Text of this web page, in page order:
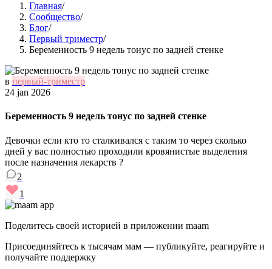
Главная/
Сообщество/
Блог/
Первый триместр/
Беременность 9 недель тонус по задней стенке
в первый-триместр
24 jan 2026
Беременность 9 недель тонус по задней стенке
Девочки если кто то сталкивался с таким то через сколько
дней у вас полностью проходили кровянистые выделения
после назначения лекарств ?
2
1
Поделитесь своей историей в приложении maam
Присоединяйтесь к тысячам мам — публикуйте, реагируйте и
получайте поддержку